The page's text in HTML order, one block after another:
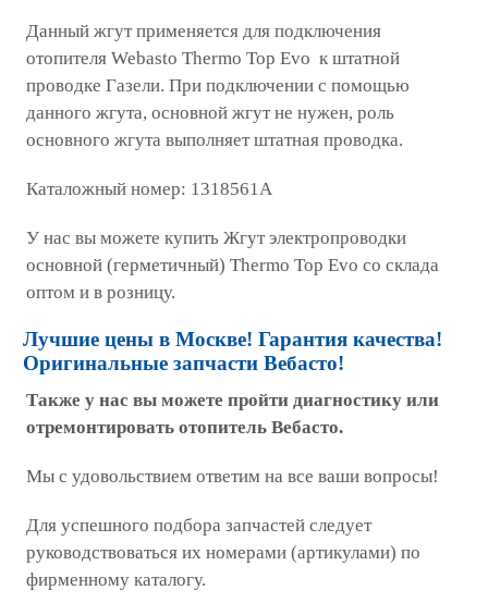
Данный жгут применяется для подключения
отопителя Webasto Thermo Top Evo к штатной
проводке Газели. При подключении с помощью
данного жгута, основной жгут не нужен, роль
основного жгута выполняет штатная проводка.
Каталожный номер: 1318561A
У нас вы можете купить Жгут электропроводки
основной (герметичный) Thermo Top Evo со склада
оптом и в розницу.
Лучшие цены в Москве! Гарантия качества!
Оригинальные запчасти Вебасто!
Также у нас вы можете пройти диагностику или
отремонтировать отопитель Вебасто.
Мы с удовольствием ответим на все ваши вопросы!
Для успешного подбора запчастей следует
руководствоваться их номерами (артикулами) по
фирменному каталогу.